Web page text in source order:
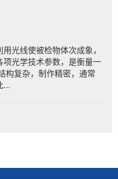
光线使被检物体次成象，
光学技术参数，是衡量一
构复杂，制作精密，通常
...